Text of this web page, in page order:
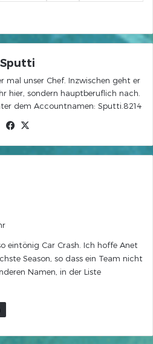
Sputti
mal unser Chef. Inzwischen geht er
hier, sondern hauptberuflich nach.
dem Accountnamen: Sputti.8214
Facebook
eintönig Car Crash. Ich hoffe Anet
Season, so dass ein Team nicht
Namen, in der Liste